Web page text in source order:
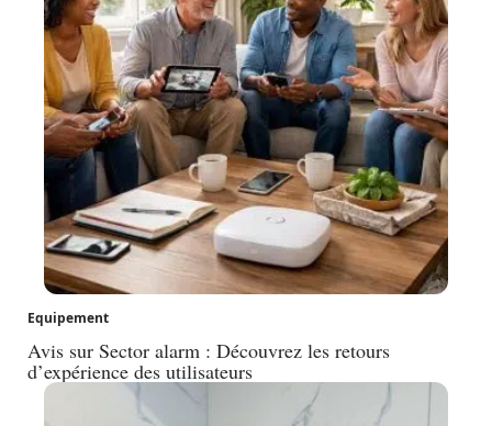
Equipement
Avis sur Sector alarm : Découvrez les retours
d’expérience des utilisateurs